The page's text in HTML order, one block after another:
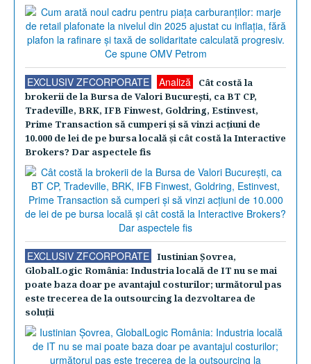
EXCLUSIV ZFCORPORATE Analiză
Cât costă la
brokerii de la Bursa de Valori Bucureşti, ca BT CP,
Tradeville, BRK, IFB Finwest, Goldring, Estinvest,
Prime Transaction să cumperi şi să vinzi acţiuni de
10.000 de lei de pe bursa locală şi cât costă la Interactive
Brokers? Dar aspectele fis
EXCLUSIV ZFCORPORATE
Iustinian Şovrea,
GlobalLogic România: Industria locală de IT nu se mai
poate baza doar pe avantajul costurilor; următorul pas
este trecerea de la outsourcing la dezvoltarea de
soluţii